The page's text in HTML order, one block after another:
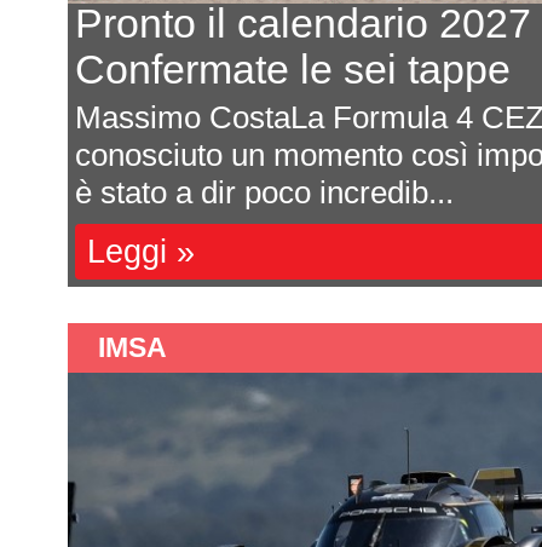
Ford: prove al banco per
dei primi test al Paul
Michele Montesano Ford
ampi passi al ritorno nella classe
con la sua Hypercar....
Leggi »
IMSA